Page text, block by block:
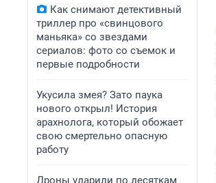
Как снимают детективный
триллер про «свинцового
маньяка» со звездами
сериалов: фото со съемок и
первые подробности
Укусила змея? Зато паука
нового открыл! История
арахнолога, который обожает
свою смертельно опасную
работу
Дроны ударили по десяткам